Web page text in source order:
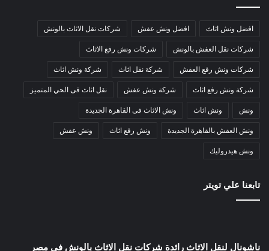
افضل ونش اثاث افضل ونش عفش شركات نقل الاثاث بالونش
شركات نقل العفش بالونش شركات ونش رفع الاثاث
شركات ونش رفع العفش شركة نقل اثاث شركة ونش اثاث
شركة ونش رفع اثاث شركة ونش عفش نقل اثاث فى الحي المتميز
ونش ونش اثاث ونش الاثاث فى القاهرة الجديدة
ونش العفش بالقاهرة الجديدة ونش رفع اثاث ونش عفش
ونش هيدروليك
تابعنا علي تويتر
ناشونال لنقل الاثاث رائدة شركات نقل الاثاث بالونش فى مصر